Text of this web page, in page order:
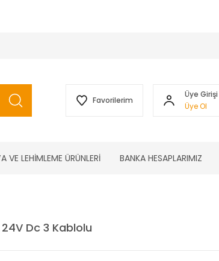
Favorilerim
Üye Girişi
Üye Ol
VE LEHİMLEME ÜRÜNLERİ BANKA HESAPLARIMIZ
Dc 3 Kablolu